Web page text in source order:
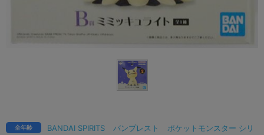
BANDAI SPIRITS バンプレスト
ポケットモンスター シリ
全年齢